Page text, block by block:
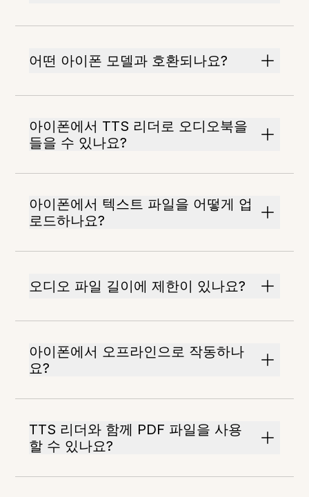
어떤 아이폰 모델과 호환되나요?
아이폰에서 TTS 리더로 오디오북을
들을 수 있나요?
아이폰에서 텍스트 파일을 어떻게 업
로드하나요?
오디오 파일 길이에 제한이 있나요?
아이폰에서 오프라인으로 작동하나
요?
TTS 리더와 함께 PDF 파일을 사용
할 수 있나요?